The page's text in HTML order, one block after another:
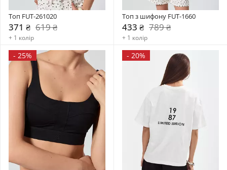
Топ FUT-261020
371 ₴ 619 ₴
+ 1 колір
Топ з шифону FUT-1660
433 ₴ 789 ₴
+ 1 колір
- 25% - 20%